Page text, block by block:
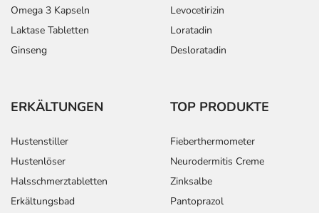
Omega 3 Kapseln
Laktase Tabletten
Ginseng
Levocetirizin
Loratadin
Desloratadin
ERKÄLTUNGEN
Hustenstiller
Hustenlöser
Halsschmerztabletten
Erkältungsbad
TOP PRODUKTE
Fieberthermometer
Neurodermitis Creme
Zinksalbe
Pantoprazol